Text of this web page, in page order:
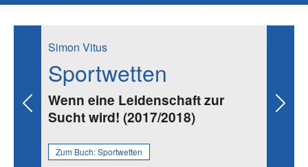
Simon Vitus
Sportwetten
Wenn eine Leidenschaft zur
Sucht wird! (2017/2018)
Zum Buch:Sportwetten
Previous Next